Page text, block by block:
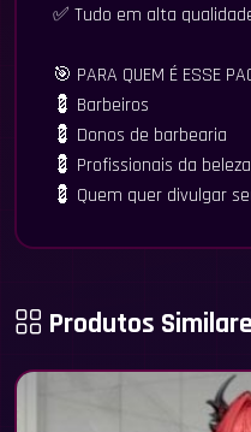
✅ Tudo em alta
🎯 PARA QUEM É ESSE
💈 Barbeiros
💈 Donos de barbearia
💈 Profissionais da beleza
💈 Quem quer divulgar
Produtos